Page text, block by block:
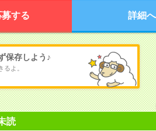
募する 詳細へ
保存しよう♪
よ。
読